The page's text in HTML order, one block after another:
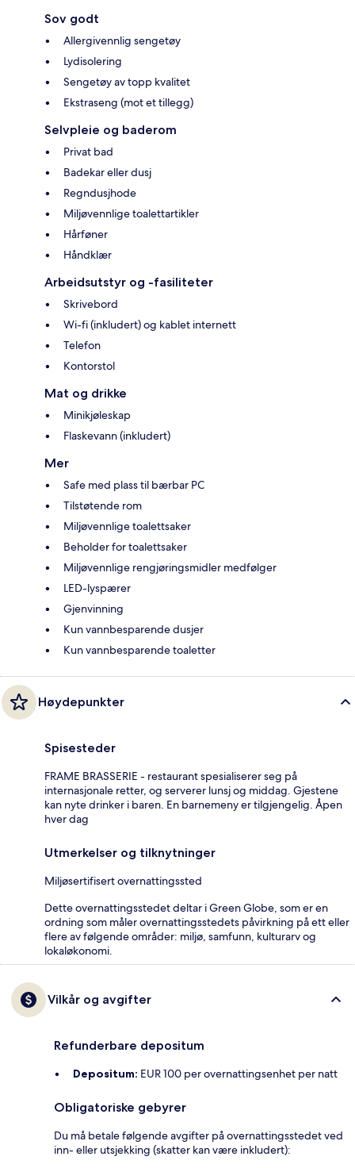
Sov godt
Allergivennlig sengetøy
Lydisolering
Sengetøy av topp kvalitet
Ekstraseng (mot et tillegg)
Selvpleie og baderom
Privat bad
Badekar eller dusj
Regndusjhode
Miljøvennlige toalettartikler
Hårføner
Håndklær
Arbeidsutstyr og -fasiliteter
Skrivebord
Wi-fi (inkludert) og kablet internett
Telefon
Kontorstol
Mat og drikke
Minikjøleskap
Flaskevann (inkludert)
Mer
Safe med plass til bærbar PC
Tilstøtende rom
Miljøvennlige toalettsaker
Beholder for toalettsaker
Miljøvennlige rengjøringsmidler medfølger
LED-lyspærer
Gjenvinning
Kun vannbesparende dusjer
Kun vannbesparende toaletter
Høydepunkter
Spisesteder
FRAME BRASSERIE - restaurant spesialiserer seg på
internasjonale retter, og serverer lunsj og middag. Gjestene
kan nyte drinker i baren. En barnemeny er tilgjengelig. Åpen
hver dag
Utmerkelser og tilknytninger
Miljøsertifisert overnattingssted
Dette overnattingsstedet deltar i Green Globe, som er en
ordning som måler overnattingsstedets påvirkning på ett eller
flere av følgende områder: miljø, samfunn, kulturarv og
lokaløkonomi.
Vilkår og avgifter
Refunderbare depositum
Depositum: EUR 100 per overnattingsenhet per natt
Obligatoriske gebyrer
Du må betale følgende avgifter på overnattingsstedet ved
inn- eller utsjekking (skatter kan være inkludert):